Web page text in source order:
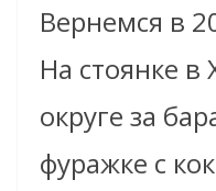
Вернемся в
На стоянке в
округе за
фуражке с